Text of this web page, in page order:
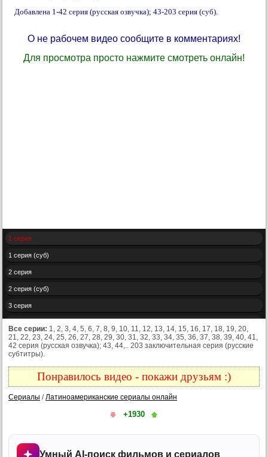
Добавлена 1-42 серия (русская озвучка); 43-203 серия (суб).
О не рабочем видео сообщите в комментариях!
Для просмотра просто нажмите смотреть онлайн!
1 серия
1 серия (суб)
2 серия
2 серия (суб)
3 серия
4 серия
4 серия (суб)
5 серия
5 серия (суб)
7 серия
Все серии: 1, 2, 3, 4, 5, 6, 7, 8, 9, 10, 11, 12, 13, 14, 15, 16, 17, 18, 19, 20,
21, 22, 23, 24, 25, 26, 27, 28, 29, 30, 31, 32, 33, 34, 35, 36, 37, 38, 39, 40, 41,
42 серия (русская озвучка); 43, 44,.. 203 заключительная серия (русские
субтитры).
Понравилось видео - покажи друзьям :)
Сериалы / Латиноамериканские сериалы онлайн
+1930
Умный AI-поиск фильмов и сериалов